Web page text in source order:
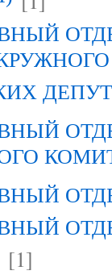
[1]